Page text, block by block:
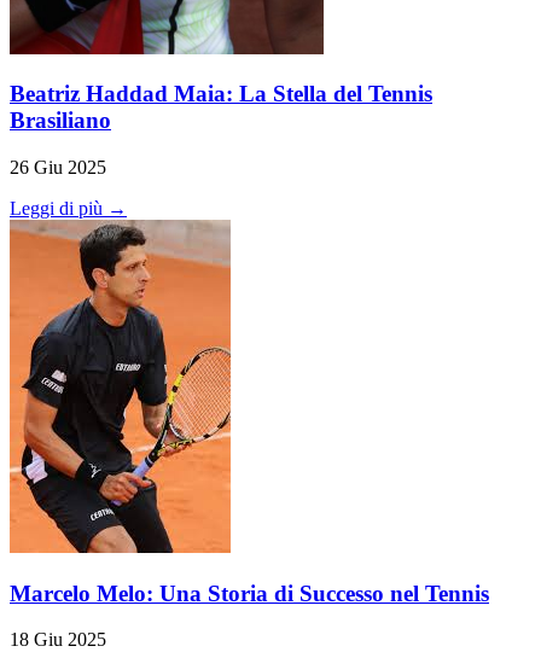
Beatriz Haddad Maia: La Stella del Tennis
Brasiliano
26 Giu 2025
Leggi di più →
Marcelo Melo: Una Storia di Successo nel Tennis
18 Giu 2025